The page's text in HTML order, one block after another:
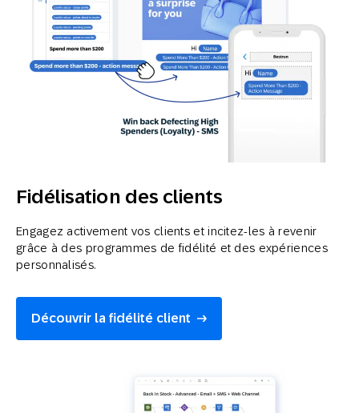
Fidélisation des clients
Engagez activement vos clients et incitez-les à revenir
grâce à des programmes de fidélité et des expériences
personnalisés.
Découvrir la fidélité client